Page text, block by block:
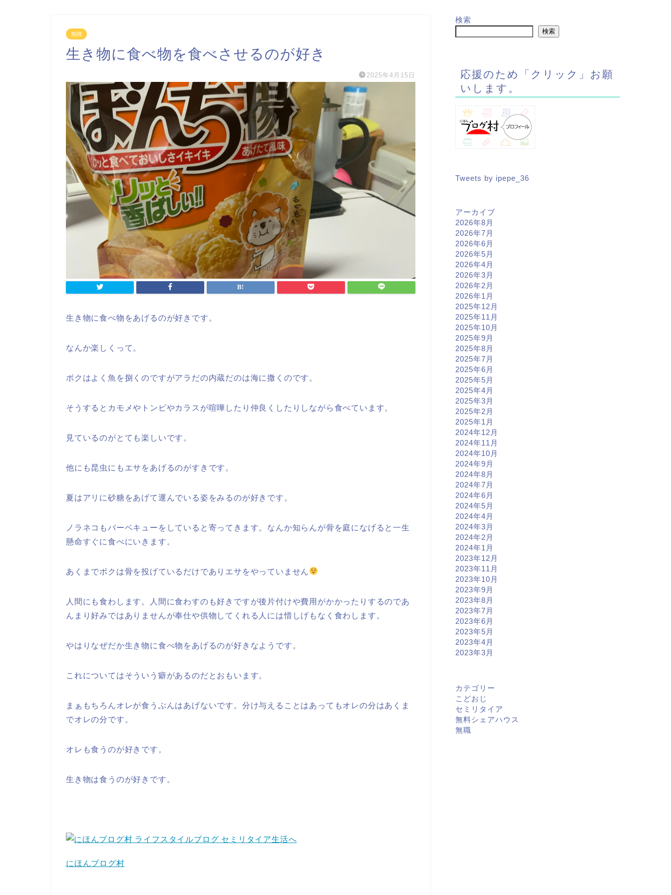
無職
生き物に食べ物を食べさせるのが好き
2025年4月15日
生き物に食べ物をあげるのが好きです。
なんか楽しくって。
ボクはよく魚を捌くのですがアラだの内蔵だのは海に撒くのです。
そうするとカモメやトンビやカラスが喧嘩したり仲良くしたりしながら食べています。
見ているのがとても楽しいです。
他にも昆虫にもエサをあげるのがすきです。
夏はアリに砂糖をあげて運んでいる姿をみるのが好きです。
ノラネコもバーベキューをしていると寄ってきます。なんか知らんが骨を庭になげると一生
懸命すぐに食べにいきます。
あくまでボクは骨を投げているだけでありエサをやっていません
人間にも食わします。人間に食わすのも好きですが後片付けや費用がかかったりするのであ
んまり好みではありませんが奉仕や供物してくれる人には惜しげもなく食わします。
やはりなぜだか生き物に食べ物をあげるのが好きなようです。
これについてはそういう癖があるのだとおもいます。
まぁもちろんオレが食うぶんはあげないです。分け与えることはあってもオレの分はあくま
でオレの分です。
オレも食うのが好きです。
生き物は食うのが好きです。
にほんブログ村
検索
検索
応援のため「クリック」お願
いします。
Tweets by ipepe_36
アーカイブ
2026年8月
2026年7月
2026年6月
2026年5月
2026年4月
2026年3月
2026年2月
2026年1月
2025年12月
2025年11月
2025年10月
2025年9月
2025年8月
2025年7月
2025年6月
2025年5月
2025年4月
2025年3月
2025年2月
2025年1月
2024年12月
2024年11月
2024年10月
2024年9月
2024年8月
2024年7月
2024年6月
2024年5月
2024年4月
2024年3月
2024年2月
2024年1月
2023年12月
2023年11月
2023年10月
2023年9月
2023年8月
2023年7月
2023年6月
2023年5月
2023年4月
2023年3月
カテゴリー
こどおじ
セミリタイア
無料シェアハウス
無職